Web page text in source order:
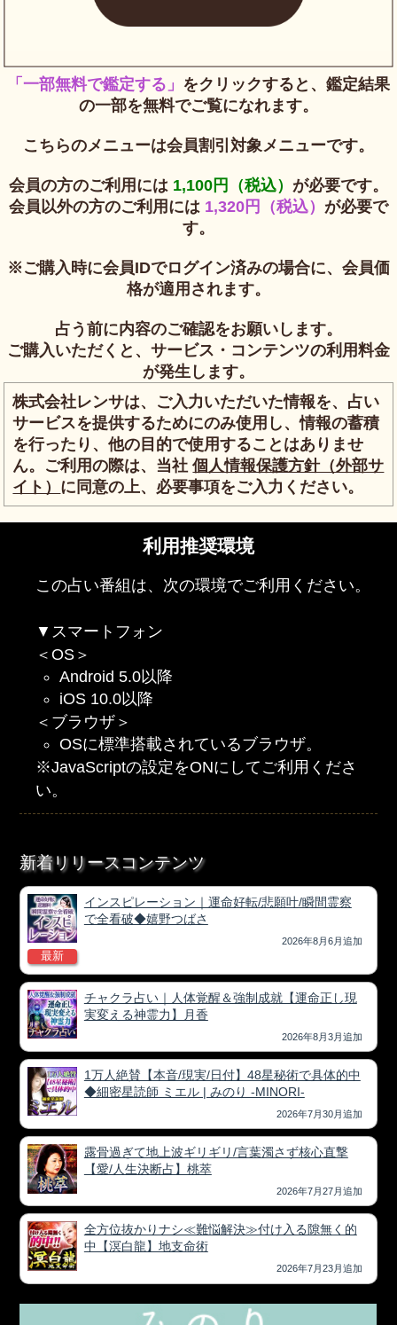
「一部無料で鑑定する」 をクリックすると、鑑定結果
の一部を無料でご覧になれます。
こちらのメニューは会員割引対象メニューです。
会員の方のご利用には 1,100円（税込） が必要です。
会員以外の方のご利用には 1,320円（税込） が必要で
す。
※ご購入時に会員IDでログイン済みの場合に、会員価
格が適用されます。
占う前に内容のご確認をお願いします。
ご購入いただくと、サービス・コンテンツの利用料金
が発生します。
株式会社レンサは、ご入力いただいた情報を、占い
サービスを提供するためにのみ使用し、情報の蓄積
を行ったり、他の目的で使用することはありませ
ん。ご利用の際は、当社個人情報保護方針（外部サ
イト） に同意の上、必要事項をご入力ください。
利用推奨環境
この占い番組は、次の環境でご利用ください。
▼スマートフォン
＜OS＞
Android 5.0以降
iOS 10.0以降
＜ブラウザ＞
OSに標準搭載されているブラウザ。
※JavaScriptの設定をONにしてご利用くださ
い。
新着リリースコンテンツ
最新
インスピレーション｜運命好転/悲願叶/瞬間霊察
で全看破◆嬉野つばさ
2026年8月6月追加
チャクラ占い｜人体覚醒＆強制成就【運命正し現
実変える神霊力】月香
2026年8月3月追加
1万人絶賛【本音/現実/日付】48星秘術で具体的中
◆細密星読師 ミエル | みのり -MINORI-
2026年7月30月追加
露骨過ぎて地上波ギリギリ/言葉濁さず核心直撃
【愛/人生決断占】桃萃
2026年7月27月追加
全方位抜かりナシ≪難悩解決≫付け入る隙無く的
中【溟白龍】地支命術
2026年7月23月追加